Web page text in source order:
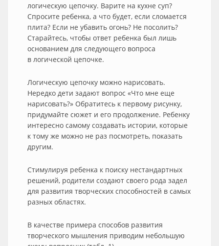
логическую цепочку. Варите на кухне суп?
Спросите ребенка, а что будет, если сломается
плита? Если не убавить огонь? Не посолить?
Старайтесь, чтобы ответ ребенка был лишь
основанием для следующего вопроса
в логической цепочке.
Логическую цепочку можно нарисовать.
Нередко дети задают вопрос «Что мне еще
нарисовать?» Обратитесь к первому рисунку,
придумайте сюжет и его продолжение. Ребенку
интересно самому создавать истории, которые
к тому же можно не раз посмотреть, показать
другим.
Стимулируя ребенка к поиску нестандартных
решений, родители создают своего рода задел
для развития творческих способностей в самых
разных областях.
В качестве примера способов развития
творческого мышления приводим небольшую